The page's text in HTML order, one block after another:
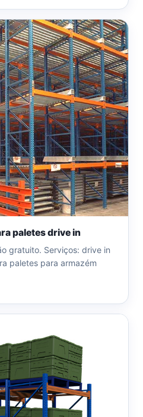
paletes drive in
gratuito. Serviços: drive in
paletes para armazém